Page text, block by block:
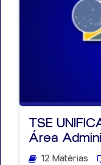
TSE
Área
12 Matérias